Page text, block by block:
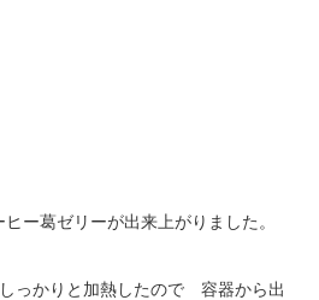
ー葛ゼリーが出来上がりました。
っかりと加熱したので 容器から出